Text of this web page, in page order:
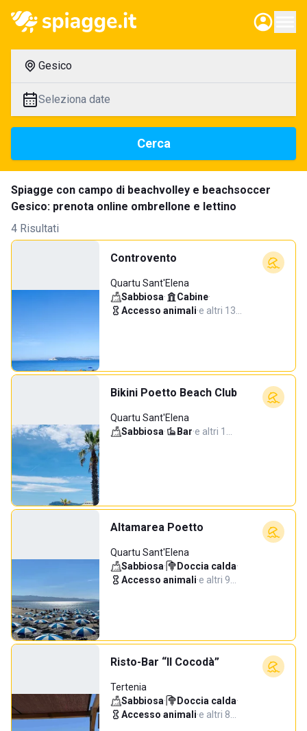
Gesico
Seleziona date
Cerca
Spiagge con campo di beachvolley e beachsoccer
Gesico: prenota online ombrellone e lettino
4 Risultati
Controvento
Quartu Sant'Elena
Sabbiosa· Cabine·
Accesso animali·e altri 13…
Bikini Poetto Beach Club
Quartu Sant'Elena
Sabbiosa· Bar·e altri 1…
Altamarea Poetto
Quartu Sant'Elena
Sabbiosa· Doccia calda·
Accesso animali·e altri 9…
Risto-Bar “Il Cocodà”
Tertenia
Sabbiosa· Doccia calda·
Accesso animali·e altri 8…